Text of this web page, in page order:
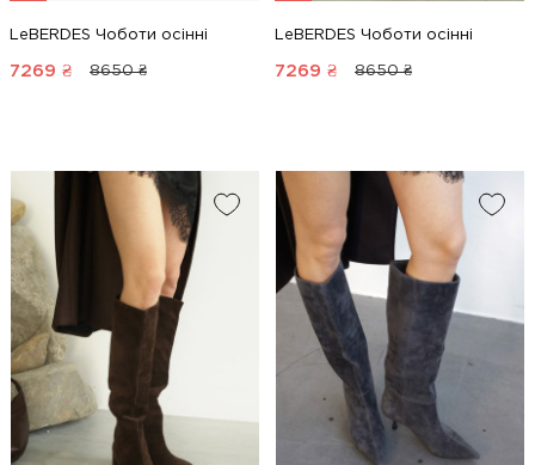
LeBERDES Чоботи осінні
7269 ₴ 8650 ₴
LeBERDES Чоботи осінні
7269 ₴ 8650 ₴